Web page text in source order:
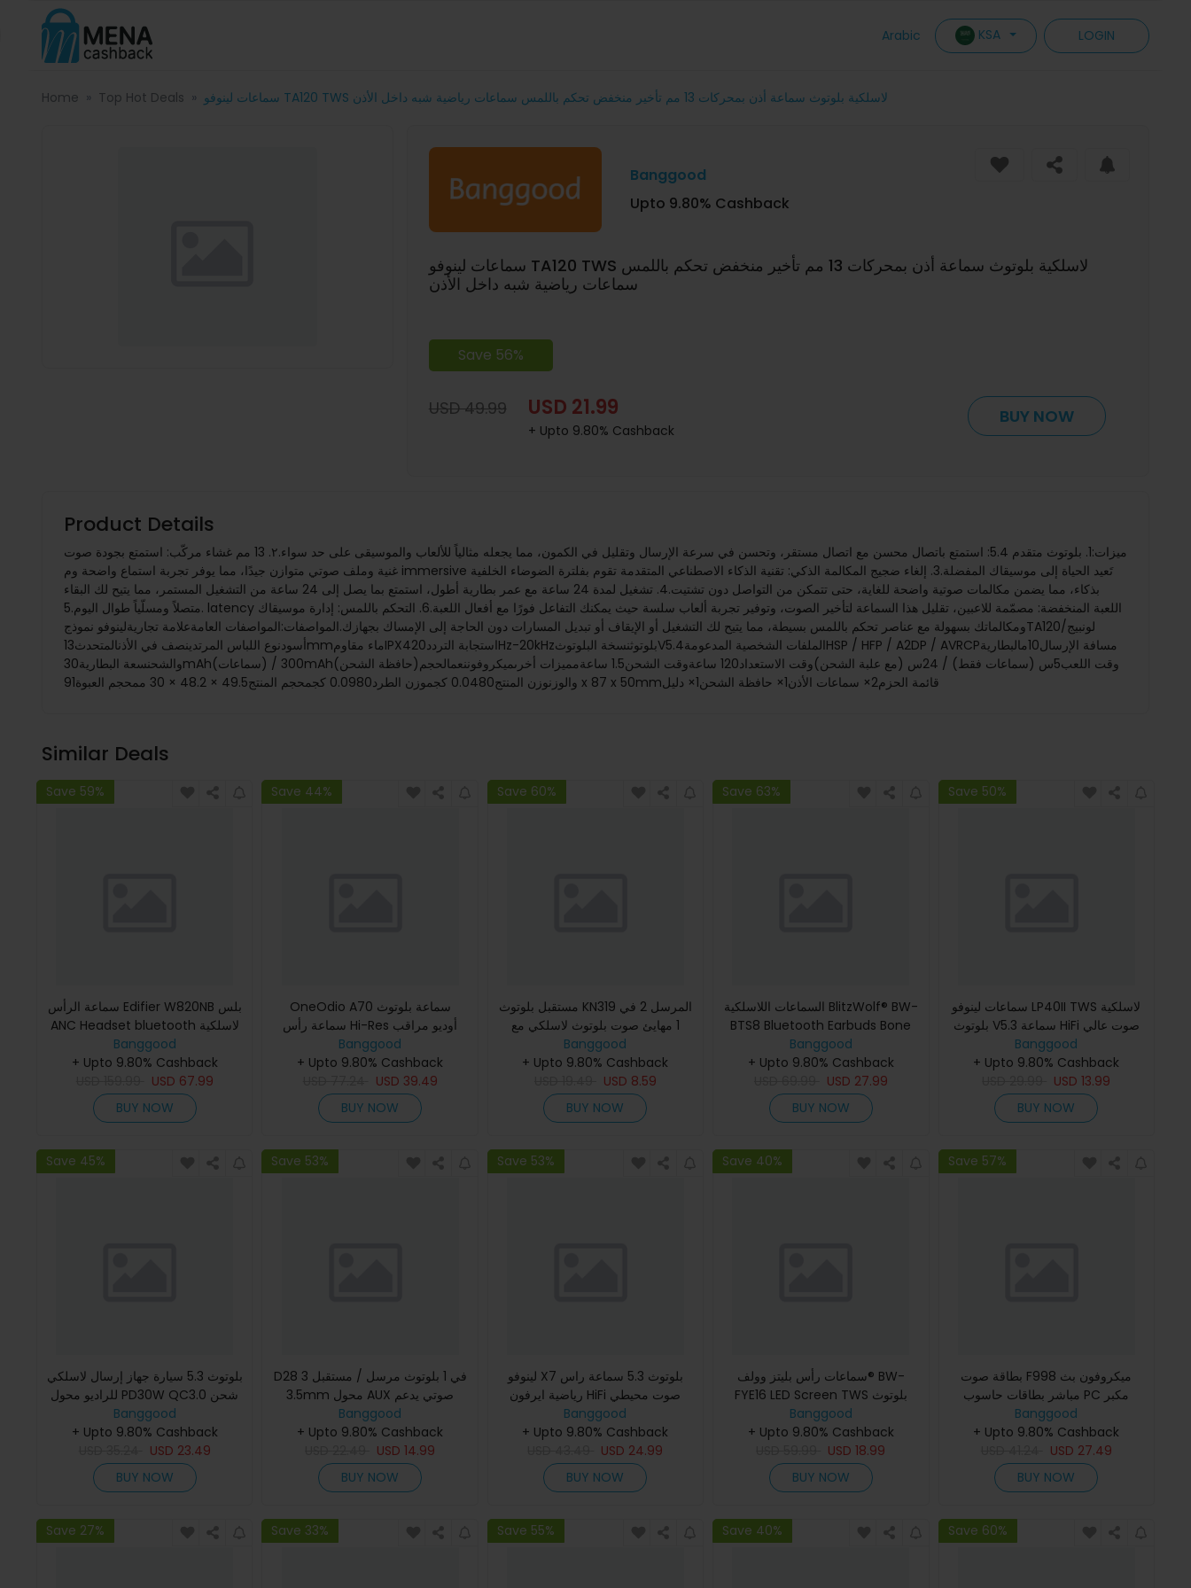
Arabic KSA LOGIN
Home Top Hot Deals سماعات لينوفو TA120 TWS لاسلكية بلوتوث سماعة أذن بمحركات 13 مم تأخير منخفض تحكم باللمس سماعات رياضية شبه داخل الأذن
Banggood
Upto 9.80% Cashback
سماعات لينوفو TA120 TWS لاسلكية بلوتوث سماعة أذن بمحركات 13 مم تأخير منخفض تحكم باللمس
سماعات رياضية شبه داخل الأذن
Save 56%
USD 49.99 USD 21.99
+ Upto 9.80% Cashback
BUY NOW
Product Details
ميزات:1. بلوتوث متقدم 5.4: استمتع باتصال محسن مع اتصال مستقر، وتحسن في سرعة الإرسال وتقليل في الكمون، مما يجعله مثالياً للألعاب والموسيقى على حد سواء.٢. 13 مم غشاء مركّب: استمتع بجودة صوت
غنية وملف صوتي متوازن جيدًا، مما يوفر تجربة استماع واضحة وم immersive تَعيد الحياة إلى موسيقاك المفضلة.3. إلغاء ضجيج المكالمة الذكي: تقنية الذكاء الاصطناعي المتقدمة تقوم بفلترة الضوضاء الخلفية
بذكاء، مما يضمن مكالمات صوتية واضحة للغاية، حتى تتمكن من التواصل دون تشتيت.4. تشغيل لمدة 24 ساعة مع عمر بطارية أطول، استمتع بما يصل إلى 24 ساعة من التشغيل المستمر، مما يتيح لك البقاء
متصلاً ومسلّياً طوال اليوم.5. latency اللعبة المنخفضة: مصمّمة للاعبين، تقليل هذا السماعة لتأخير الصوت، وتوفير تجربة ألعاب سلسة حيث يمكنك التفاعل فورًا مع أفعال اللعبة.6. التحكم باللمس: إدارة موسيقاك
ومكالماتك بسهولة مع عناصر تحكم باللمس بسيطة، مما يتيح لك التشغيل أو الإيقاف أو تبديل المسارات دون الحاجة إلى الإمساك بجهازك.المواصفات:المواصفات العامةعلامة تجاريةلينوفو نموذجTA120لونبيج/
أسودنوع اللباس المرتدينصف في الأذنالمتحدث13mmماء مقاومIPX4استجابة التردد20Hz-20kHzبلوتوثنسخة البلوتوثV5.4الملفات الشخصية المدعومةHSP / HFP / A2DP / AVRCPمسافة الإرسال10مالبطارية
والشحنسعة البطارية30mAh(سماعات) / 300mAh(حافظة الشحن)وقت اللعب5س (سماعات فقط) / 24س (مع علبة الشحن)وقت الاستعداد120 ساعةوقت الشحن1.5 ساعةمميزات أخرىميكروفوننعمالحجم
والوزنوزن المنتج0.0480 كجموزن الطرد0.0980 كجمحجم المنتج49.5 × 48.2 × 30 ممحجم العبوة91 x 87 x 50mmقائمة الحزم2× سماعات الأذن1× حافظة الشحن1× دليل
Similar Deals
Save 59%
سماعة الرأس Edifier W820NB بلس
ANC Headset bluetooth لاسلكية
سماعة ضوضاء نشطة Hi-Res ستيريو
مزدوج LADC Codec سماعات منخف
Banggood
+ Upto 9.80% Cashback
USD 67.99
BUY NOW
Save 44%
OneOdio A70 سماعة بلوتوث
سماعة رأس Hi-Res أوديو مراقب
استوديو محترف سماعات DJ سماعات
3.5 ملم و 6.35 ملم سماعة رأس
لاسلكي
Banggood
+ Upto 9.80% Cashback
USD 39.49
BUY NOW
Save 60%
مستقبل بلوتوث KN319 المرسل 2 في
1 مهايئ صوت بلوتوث لاسلكي مع
التلفزيون السيارة والكمبيوتر الش
Banggood
+ Upto 9.80% Cashback
USD 8.59
BUY NOW
Save 63%
السماعات اللاسلكية BlitzWolf® BW-
BTS8 Bluetooth Earbuds Bone
Conduction الشامل فيها 32
جيجابايت ذاكرة IPX8 مضادة للماء و
Banggood
+ Upto 9.80% Cashback
USD 27.99
BUY NOW
Save 50%
سماعات لينوفو LP40II TWS لاسلكية
بلوتوث V5.3 سماعة HiFi صوت عالي
الجودة للمكالمات الموسيقى الرياضية
سماعات الرأس المحمول
Banggood
+ Upto 9.80% Cashback
USD13.99
BUY NOW
Save 45%
بلوتوث 5.3 سيارة جهاز إرسال لاسلكي
للراديو محول PD30W QC3.0 شحن
سريع للسيارة MP3 U قرص مشغل
موسيقى HiFi ملحقات
Banggood
+ Upto 9.80% Cashback
USD 23.49
BUY NOW
Save 53%
D28 3 في 1 بلوتوث مرسل / مستقبل
3.5mm محول AUX صوتي يدعم
للسيارة
Banggood
+ Upto 9.80% Cashback
USD14.99
BUY NOW
Save 53%
لينوفو X7 بلوتوث 5.3 سماعة راس
رياضية ايرفون HiFi صوت محيطي
360 درجة مرنة مقاومة للماء IP68 مع
هوك للأذن و ميكروفون
Banggood
+ Upto 9.80% Cashback
USD 24.99
BUY NOW
Save 40%
سماعات رأس بليتز وولف® BW-
FYE16 LED Screen TWS بلوتوث
مزودة بشاشة ملونة تعمل باللمس
تقنية قمع الضوضاء النشطة مع عمر
بطار
Banggood
+ Upto 9.80% Cashback
USD18.99
BUY NOW
Save 57%
بطاقة صوت F998 ميكروفون بث
مباشر بطاقات حاسوب PC مكبر
صوت استديو احترافي ملحقات
Banggood
+ Upto 9.80% Cashback
USD 27.49
BUY NOW
Save 27% Save 33% Save 55% Save 40% Save 60%